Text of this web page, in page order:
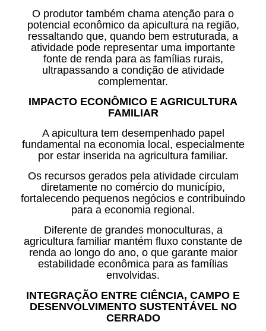
O produtor também chama atenção para o
potencial econômico da apicultura na região,
ressaltando que, quando bem estruturada, a
atividade pode representar uma importante
fonte de renda para as famílias rurais,
ultrapassando a condição de atividade
complementar.
IMPACTO ECONÔMICO E AGRICULTURA
FAMILIAR
A apicultura tem desempenhado papel
fundamental na economia local, especialmente
por estar inserida na agricultura familiar.
Os recursos gerados pela atividade circulam
diretamente no comércio do município,
fortalecendo pequenos negócios e contribuindo
para a economia regional.
Diferente de grandes monoculturas, a
agricultura familiar mantém fluxo constante de
renda ao longo do ano, o que garante maior
estabilidade econômica para as famílias
envolvidas.
INTEGRAÇÃO ENTRE CIÊNCIA, CAMPO E
DESENVOLVIMENTO SUSTENTÁVEL NO
CERRADO